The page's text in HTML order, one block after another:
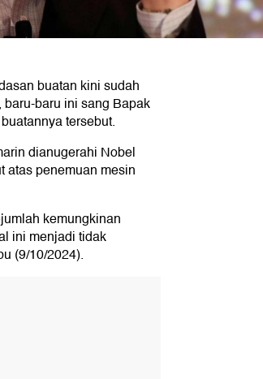
buatan kini sudah
baru ini sang Bapak
tersebut.
dianugerahi Nobel
atas penemuan mesin
kemungkinan
ini menjadi tidak
(9/10/2024).